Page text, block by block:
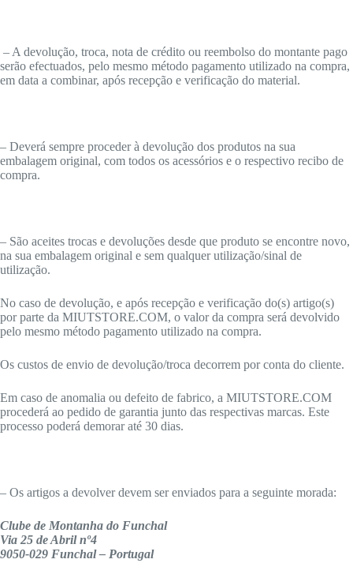
– A devolução, troca, nota de crédito ou reembolso do montante pago
serão efectuados, pelo mesmo método pagamento utilizado na compra,
em data a combinar, após recepção e verificação do material.
– Deverá sempre proceder à devolução dos produtos na sua
embalagem original, com todos os acessórios e o respectivo recibo de
compra.
– São aceites trocas e devoluções desde que produto se encontre novo,
na sua embalagem original e sem qualquer utilização/sinal de
utilização.
No caso de devolução, e após recepção e verificação do(s) artigo(s)
por parte da MIUTSTORE.COM, o valor da compra será devolvido
pelo mesmo método pagamento utilizado na compra.
Os custos de envio de devolução/troca decorrem por conta do cliente.
Em caso de anomalia ou defeito de fabrico, a MIUTSTORE.COM
procederá ao pedido de garantia junto das respectivas marcas. Este
processo poderá demorar até 30 dias.
– Os artigos a devolver devem ser enviados para a seguinte morada:
Clube de Montanha do Funchal
Via 25 de Abril nº4
9050-029 Funchal – Portugal